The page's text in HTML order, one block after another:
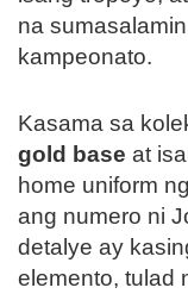
na
kampeonato.
Kasama sa
gold base at
home uniform
ang numero ni
detalye ay
elemento, tulad